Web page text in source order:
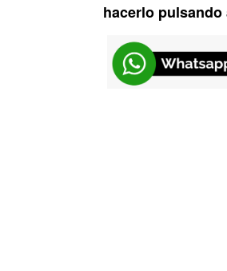
hacerlo pulsando